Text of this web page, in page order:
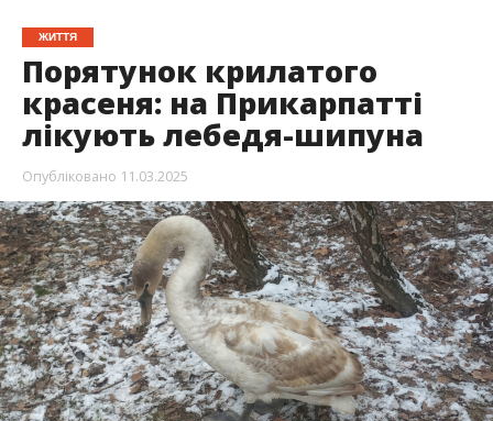
ЖИТТЯ
Порятунок крилатого
красеня: на Прикарпатті
лікують лебедя-шипуна
Опубліковано 11.03.2025